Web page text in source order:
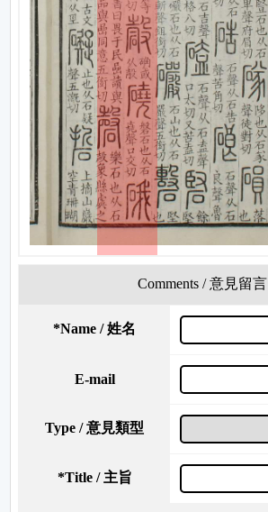
Comments / 意見留言
*Name / 姓名
E-mail
Type / 意見類型
*Title / 主旨